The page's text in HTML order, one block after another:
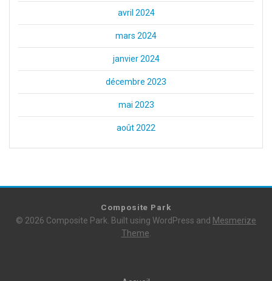
avril 2024
mars 2024
janvier 2024
décembre 2023
mai 2023
août 2022
Composite Park
© 2026 Composite Park. Built using WordPress and Mesmerize
Theme